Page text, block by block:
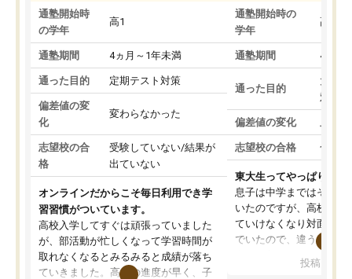
通塾開始時
の学年
高1
通塾期間 4ヵ月～1年未満
通った目的 定期テスト対策
偏差値の変
化
変わらなかった
志望校の合
格
受験していない/結果が
出ていない
オンラインだからこそ毎日利用でき学
習習慣がついています。
高校入学してすぐは頑張っていました
が、部活動が忙しくなって学習時間が
取れなくなるとみるみると成績が落ち
ていきました。高校の進度が早く、子
通塾開始時の
学年
高3
通塾期間 4ヵ月
通った目的
大学
対策
偏差値の変化
志望校の合格 合格
東大生ってやっぱりすご
息子は中学まではそこそ
いたのですが、高校に入
ていけなくなり対面の塾
でいたので、違うアプロ
で、当初は模試でD判定
投稿日：